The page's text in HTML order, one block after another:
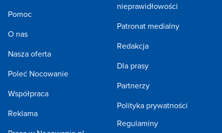
Pomoc
O nas
Nasza oferta
Poleć Nocowanie
Współpraca
Reklama
nieprawidłowości
Patronat medialny
Redakcja
Dla prasy
Partnerzy
Polityka prywatności
Regulaminy